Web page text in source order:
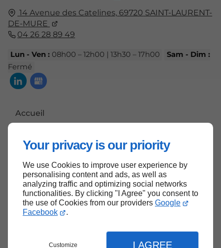
Your privacy is our priority
We use Cookies to improve user experience by
personalising content and ads, as well as
analyzing traffic and optimizing social networks
functionalities. By clicking "I Agree" you consent to
the use of Cookies from our providers Google
Facebook
.
Customize I AGREE
14 Avenue des Catelines, 69720 SAINT-LAURENT-
DE-MURE
04 26 28 89 49
Lun - Ven :08h00 – 12h00 | 13h30 – 17h00
Sam - Dim :
Fermé
Accueil
Mentions légales
Plan du site
Haut de page